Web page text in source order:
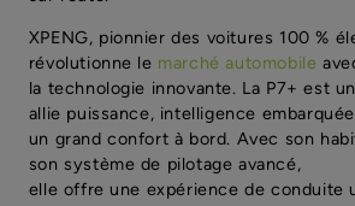
XPENG, pionnier des voitures 100 %
révolutionne le marché automobile
la technologie innovante. La P7+ est
allie puissance, intelligence
un grand confort à bord. Avec son
son système de pilotage avancé,
elle offre une expérience de conduite